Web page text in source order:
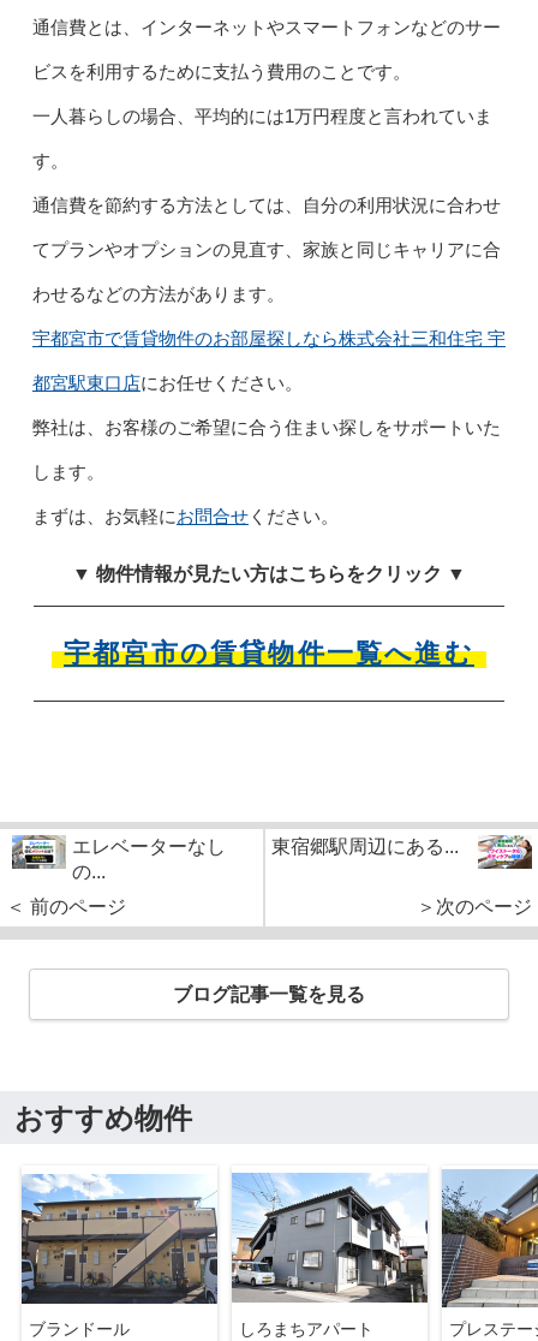
通信費とは、インターネットやスマートフォンなどのサー
ビスを利用するために支払う費用のことです。
一人暮らしの場合、平均的には1万円程度と言われていま
す。
通信費を節約する方法としては、自分の利用状況に合わせ
てプランやオプションの見直す、家族と同じキャリアに合
わせるなどの方法があります。
宇都宮市で賃貸物件のお部屋探しなら株式会社三和住宅 宇
都宮駅東口店にお任せください。
弊社は、お客様のご希望に合う住まい探しをサポートいた
します。
まずは、お気軽にお問合せください。
▼ 物件情報が見たい方はこちらをクリック ▼
宇都宮市の賃貸物件一覧へ進む
エレベーターなし
の...
＜ 前のページ
東宿郷駅周辺にある...
＞次のページ
ブログ記事一覧を見る
おすすめ物件
ブランドール
しろまちアパート
プレステー